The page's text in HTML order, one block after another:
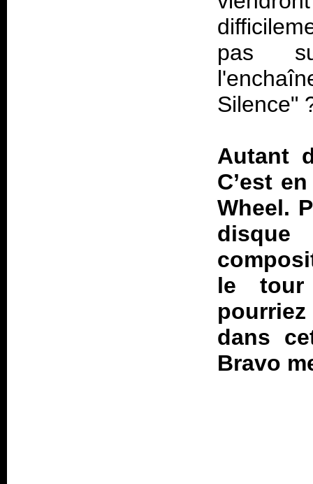
pas
Silence"
Autant
C’est
Wheel.
le tour
dans
Bravo